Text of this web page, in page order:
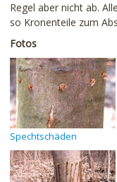
Regel aber nicht ab.
so Kronenteile zum
Fotos
Spechtschäden